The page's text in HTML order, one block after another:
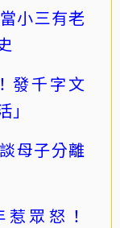
小三有老
發千字文
母子分離
惹眾怒！